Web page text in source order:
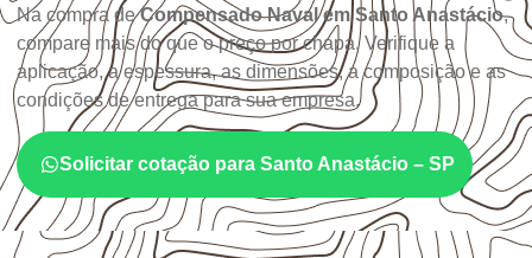
Na compra deCompensado Naval em Santo Anastácio,
compare mais do que o preço por chapa. Verifique a
aplicação, a espessura, as dimensões, a composição e as
condições de entrega para sua empresa.
Solicitar cotação para Santo Anastácio – SP